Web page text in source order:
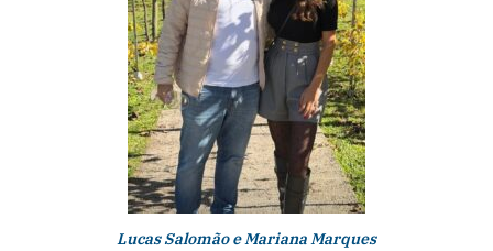
Lucas Salomão e Mariana Marques